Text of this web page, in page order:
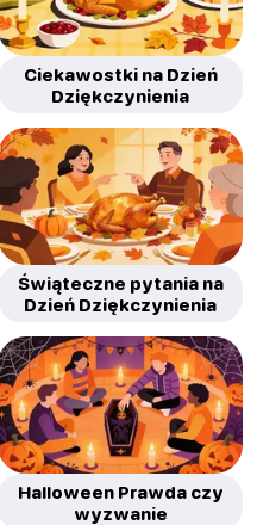
Ciekawostki na Dzień
Dziękczynienia
Świąteczne pytania na
Dzień Dziękczynienia
Halloween Prawda czy
wyzwanie